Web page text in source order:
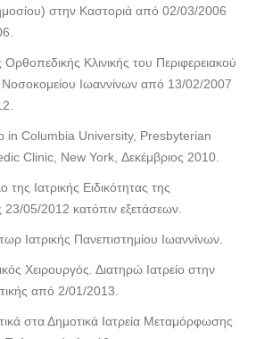
στην Καστοριά από 02/03/2006
Ορθοπεδικής Κλινικής του Περιφερειακού
Νοσοκομείου Ιωαννίνων από 13/02/2007
in Columbia University, Presbyterian
Clinic, New York, Δεκέμβριος 2010.
της Ιατρικής Ειδικότητας της
23/05/2012 κατόπιν εξετάσεων.
Ιατρικής Πανεπιστημίου Ιωαννίνων.
Χειρουργός. Διατηρώ Ιατρείο στην
από 2/01/2013.
στα Δημοτικά Ιατρεία Μεταμόρφωσης